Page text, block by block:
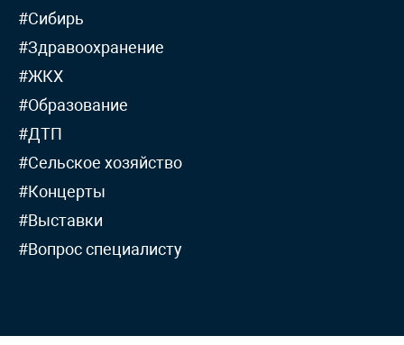
#Сибирь
#Здравоохранение
#ЖКХ
#Образование
#ДТП
#Сельское хозяйство
#Концерты
#Выставки
#Вопрос специалисту